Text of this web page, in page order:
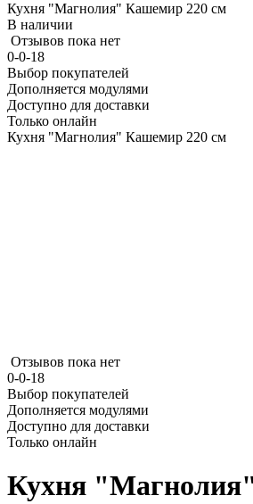
Кухня "Магнолия" Кашемир 220 см
В наличии
Отзывов пока нет
0-0-18
Выбор покупателей
Дополняется модулями
Доступно для доставки
Только онлайн
Кухня "Магнолия" Кашемир 220 см
Отзывов пока нет
0-0-18
Выбор покупателей
Дополняется модулями
Доступно для доставки
Только онлайн
Кухня